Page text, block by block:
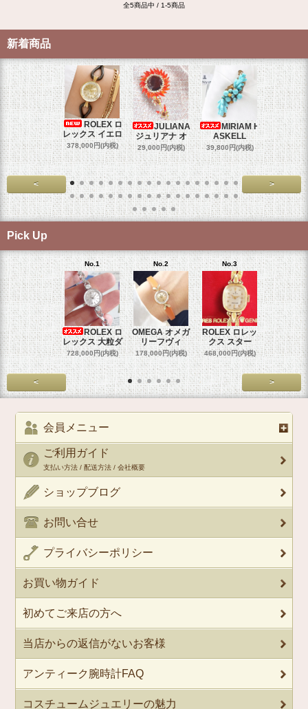
全5商品中 / 1-5商品
新着商品
ROLEX ロ
レックス イエロ
378,000円(内税)
JULIANA
ジュリアナ オ
29,000円(内税)
MIRIAM H
ASKELL
39,800円(内税)
オメガマ
スダ
458,000円
< >
Pick Up
No.1
ROLEX ロ
レックス 大粒ダ
728,000円(内税)
No.2
OMEGA オメガ
リーフヴィ
178,000円(内税)
No.3
ROLEX ロレッ
クス スター
468,000円(内税)
No.4
ROLEX
クス
458,000円
< >
会員メニュー
ご利用ガイド
支払い方法 / 配送方法 / 会社概要
ショップブログ
お問い合せ
プライバシーポリシー
お買い物ガイド
初めてご来店の方へ
当店からの返信がないお客様
アンティーク腕時計FAQ
コスチュームジュエリーの魅力